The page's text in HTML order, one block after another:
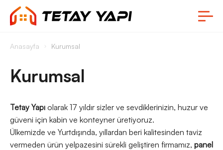
Anasayfa Kurumsal
Kurumsal
Tetay Yapı olarak 17 yıldır sizler ve sevdiklerinizin, huzur ve
güveni için kabin ve konteyner üretiyoruz.
Ülkemizde ve Yurtdışında, yıllardan beri kalitesinden taviz
vermeden ürün yelpazesini sürekli geliştiren firmamız, panel